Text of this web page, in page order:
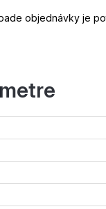
objednávky je